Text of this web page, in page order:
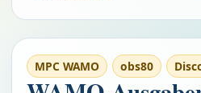
MPC WAMO obs80